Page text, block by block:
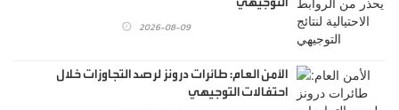
2026-08-09
الأمن العام: طائرات درونز لرصد التجاوزات خلال
احتفالات التوجيهي